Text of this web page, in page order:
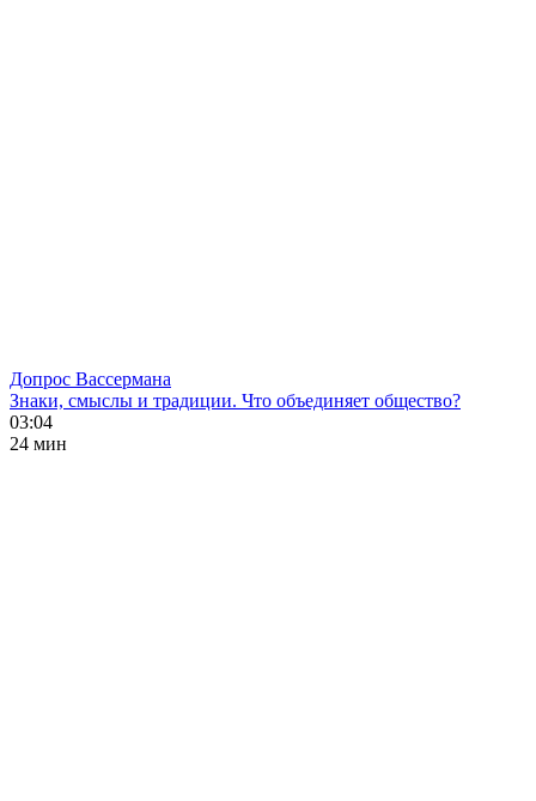
Допрос Вассермана
Знаки, смыслы и традиции. Что объединяет общество?
03:04
24 мин